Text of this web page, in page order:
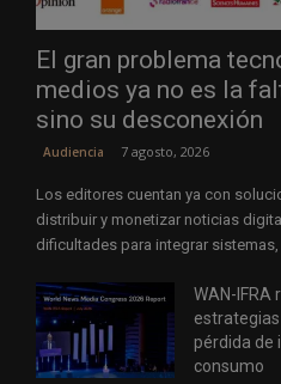
El gran problema
medios ya no es la
sino su desconexión
Audiencia 7 agosto, 2026
Los editores cuentan ya con
distribuir y monetizar noticias
dificultades para integrar
WAN-IFRA
estrategias
pérdida de
consumo